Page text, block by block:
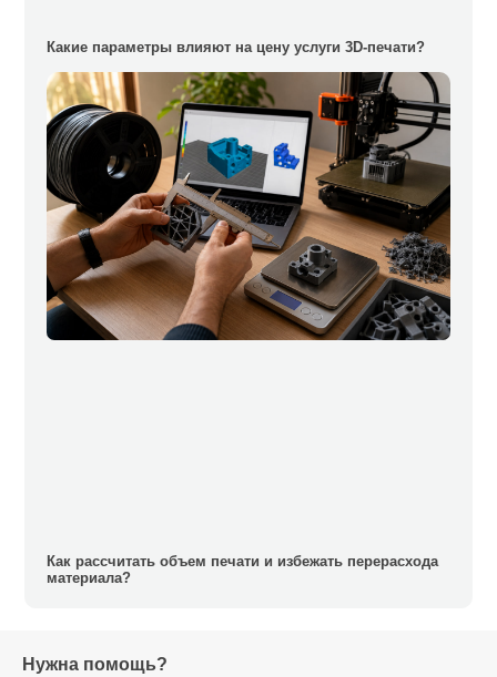
Какие параметры влияют на цену услуги 3D-печати?
Как рассчитать объем печати и избежать перерасхода
материала?
Нужна помощь?